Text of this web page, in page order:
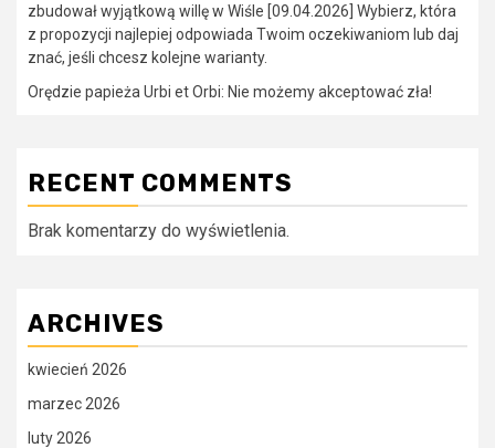
zbudował wyjątkową willę w Wiśle [09.04.2026] Wybierz, która
z propozycji najlepiej odpowiada Twoim oczekiwaniom lub daj
znać, jeśli chcesz kolejne warianty.
Orędzie papieża Urbi et Orbi: Nie możemy akceptować zła!
RECENT COMMENTS
Brak komentarzy do wyświetlenia.
ARCHIVES
kwiecień 2026
marzec 2026
luty 2026